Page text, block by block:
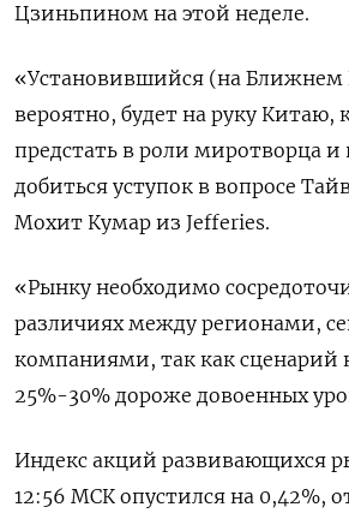
Цзиньпином на этой неделе.
«Установившийся (на Ближнем
вероятно, будет на руку
предстать в роли миротворца и
добиться уступок в вопросе
Мохит Кумар из Jefferies.
«Рынку необходимо
различиях между регионами,
компаниями, так как сценарий
25%-30% дороже довоенных
Индекс ‌акций развивающихся
12:56 МСК опустился на 0,42%,